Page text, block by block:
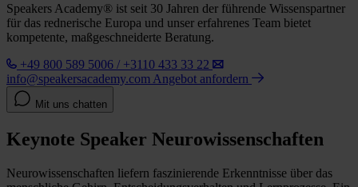
Speakers Academy® ist seit 30 Jahren der führende Wissenspartner
für das rednerische Europa und unser erfahrenes Team bietet
kompetente, maßgeschneiderte Beratung.
+49 800 589 5006 / +3110 433 33 22
info@speakersacademy.com Angebot anfordern
Mit uns chatten
Keynote Speaker Neurowissenschaften
Neurowissenschaften liefern faszinierende Erkenntnisse über das